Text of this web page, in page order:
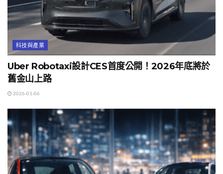
科技與產業
Uber Robotaxi設計CES首度公開！2026年底將於
舊金山上路
2026-01-06